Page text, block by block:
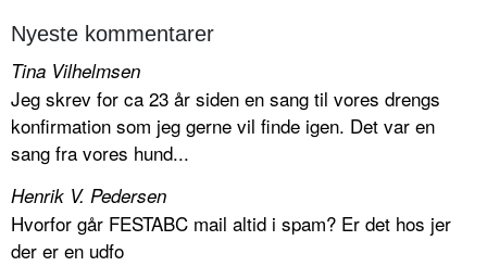
Nyeste kommentarer
Tina Vilhelmsen
Jeg skrev for ca 23 år siden en sang til vores drengs
konfirmation som jeg gerne vil finde igen. Det var en
sang fra vores hund...
Henrik V. Pedersen
Hvorfor går FESTABC mail altid i spam? Er det hos jer
der er en udfo